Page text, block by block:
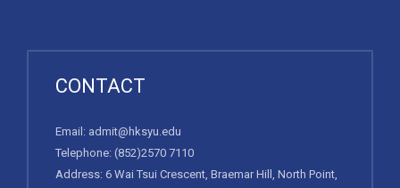
CONTACT
Email: admit@hksyu.edu
Telephone: (852)2570 7110
Address: 6 Wai Tsui Crescent, Braemar Hill, North Point,